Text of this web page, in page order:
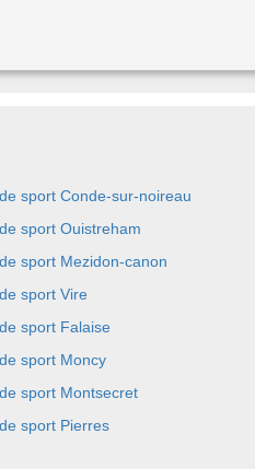
sport Conde-sur-noireau
sport Ouistreham
sport Mezidon-canon
sport Vire
sport Falaise
sport Moncy
sport Montsecret
sport Pierres